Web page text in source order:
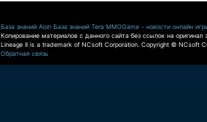
База знаний Aion База знаний Tera MMOGame - новости онлайн
Копирование материалов с данного сайта без ссылок на оригинал
Lineage II is a trademark of NCsoft Corporation. Copyright © NCsoft
Обратная связь